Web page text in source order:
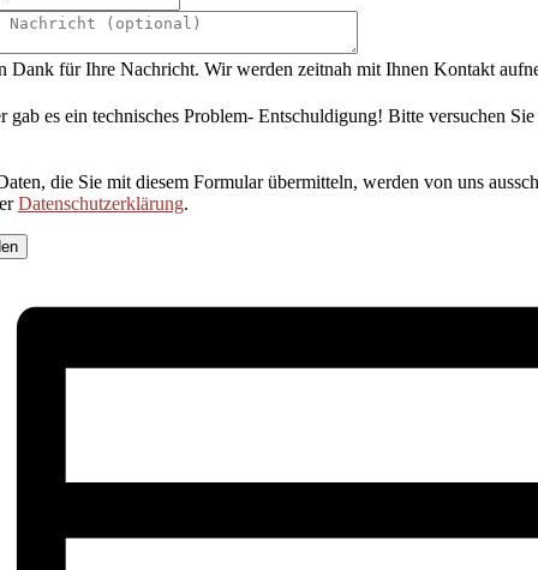
Dank für Ihre Nachricht. Wir werden zeitnah mit Ihnen Kontakt
gab es ein technisches Problem- Entschuldigung! Bitte versuchen
die Sie mit diesem Formular übermitteln, werden von uns
Datenschutzerklärung.